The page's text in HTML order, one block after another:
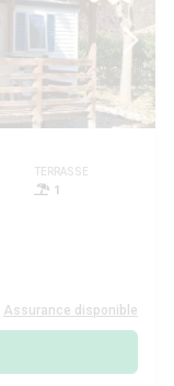
TERRASSE
1
Assurance disponible